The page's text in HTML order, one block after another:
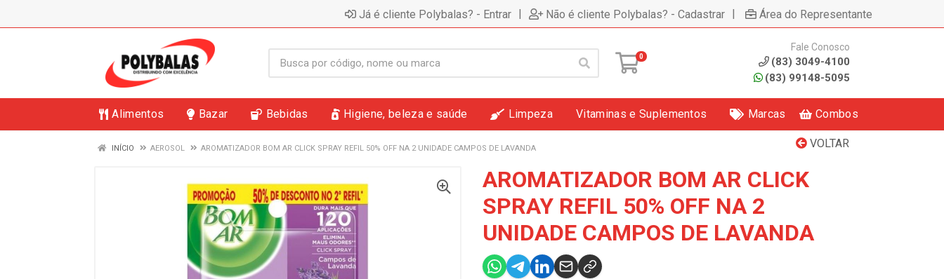
Já é cliente Polybalas? - Entrar | Não é cliente Polybalas? - Cadastrar | Área do Representante
0
Fale Conosco
(83) 3049-4100
(83) 99148-5095
Alimentos Bazar Bebidas Higiene, beleza e saúde Limpeza Vitaminas e Suplementos Marcas Combos
VOLTAR
INÍCIO AEROSOL AROMATIZADOR BOM AR CLICK SPRAY REFIL 50% OFF NA 2 UNIDADE CAMPOS DE LAVANDA
AROMATIZADOR BOM AR CLICK
SPRAY REFIL 50% OFF NA 2
UNIDADE CAMPOS DE LAVANDA